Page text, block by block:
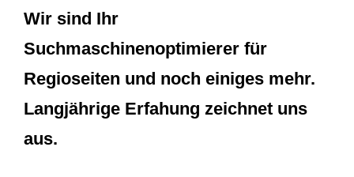
Wir sind Ihr
Suchmaschinenoptimierer für
Regioseiten und noch einiges mehr.
Langjährige Erfahung zeichnet uns
aus.